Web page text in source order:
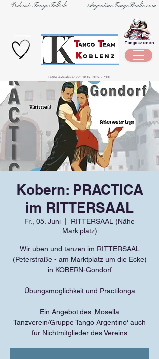
ArgentineTangoRadio.com
Podcast: Tango-Talk.de
Szene
Tangoszenen
Letzte Aktualisierung: 18.06.2026 - 7:00
Kobern: PRACTICA
im RITTERSAAL
Fr., 05. Juni
RITTERSAAL (Nähe
Marktplatz)
Wir üben und tanzen im RITTERSAAL
(Peterstraße - am Marktplatz um die Ecke)
in KOBERN-Gondorf
Übungsmöglichkeit und Practilonga
Ein Angebot des ‚Mosella
Tanzverein/Gruppe Tango Argentino‘ auch
für Nichtmitglieder des Vereins